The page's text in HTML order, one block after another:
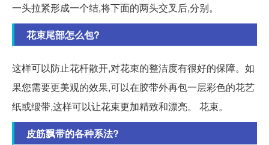
一头拉紧形成一个结,将下面的两头交叉后,分别。
花束尾部怎么包?
这样可以防止花杆散开,对花束的整洁度有很好的保障。如
果您需要更美观的效果,可以在胶带外再包一层彩色的花艺
纸或缎带,这样可以让花束更加精致和漂亮。 花束。
皮筋飘带的各种系法?